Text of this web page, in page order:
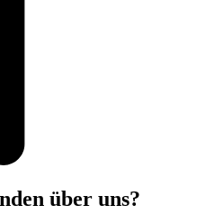
über uns?